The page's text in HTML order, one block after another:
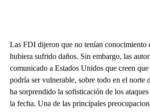
Las FDI dijeron que no tenían conocimiento
hubiera sufrido daños. Sin embargo, las
comunicado a Estados Unidos que creen
podría ser vulnerable, sobre todo en el norte
ha sorprendido la sofisticación de los
la fecha. Una de las principales